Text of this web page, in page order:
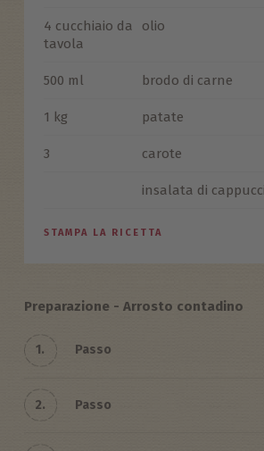
4 cucchiaio da
tavola
olio
500 ml brodo di carne
1 kg patate
3 carote
insalata di cappucci
STAMPA LA RICETTA
Preparazione - Arrosto contadino
1. Passo
2. Passo